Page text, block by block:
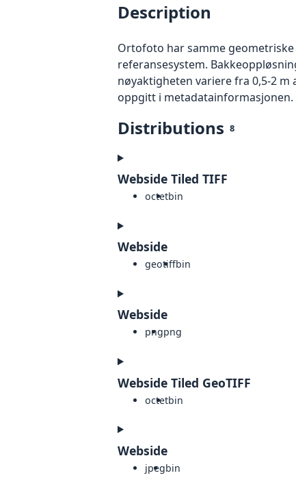
Description
Ortofoto har samme
referansesystem.
nøyaktigheten variere fra 0,5-2
oppgitt i metadatainformasjonen.
Distributions 8
Webside Tiled TIFF
octetbin
Webside
geotiffbin
Webside
pngpng
Webside Tiled GeoTIFF
octetbin
Webside
jpegbin